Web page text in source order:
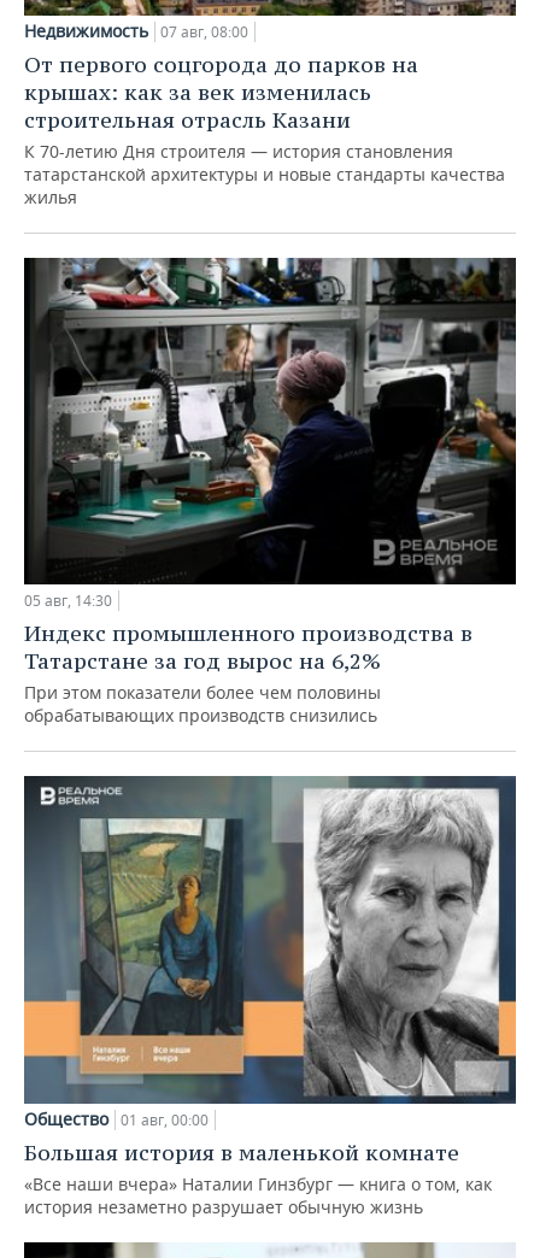
Недвижимость 07 авг, 08:00
От первого соцгорода до парков на
крышах: как за век изменилась
строительная отрасль Казани
К 70-летию Дня строителя — история становления
татарстанской архитектуры и новые стандарты качества
жилья
05 авг, 14:30
Индекс промышленного производства в
Татарстане за год вырос на 6,2%
При этом показатели более чем половины
обрабатывающих производств снизились
Общество 01 авг, 00:00
Большая история в маленькой комнате
«Все наши вчера» Наталии Гинзбург — книга о том, как
история незаметно разрушает обычную жизнь